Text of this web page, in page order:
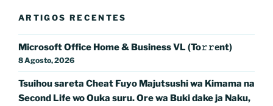
ARTIGOS RECENTES
Microsoft Office Home & Business VL (To𝚛𝚛еnt)
8 Agosto, 2026
Tsuihou sareta Cheat Fuyo Majutsushi wa Kimama na
Second Life wo Ouka suru. Ore wa Buki dake ja Naku,